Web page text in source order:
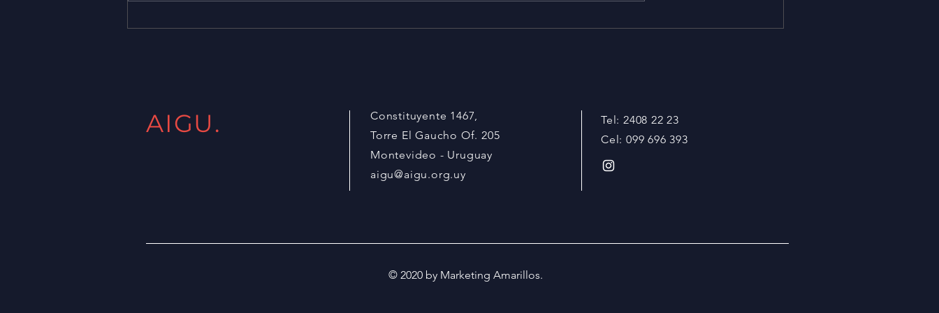
AIGU.
Constituyente 1467,
Torre El Gaucho Of. 205
Montevideo - Uruguay
aigu@aigu.org.uy
Tel: 2408 22 23
Cel: 099 696 393
© 2020 by Marketing Amarillos.